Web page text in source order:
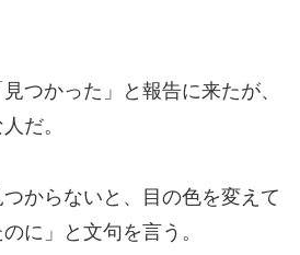
つかった」と報告に来たが、
だ。
からないと、目の色を変えて
に」と文句を言う。